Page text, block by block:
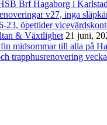
Brf Hagaborg i Karlstad
v27, inga
23, öpettider
& Växtlighet 21 juni,
midsommar till alla på
trapphusrenovering